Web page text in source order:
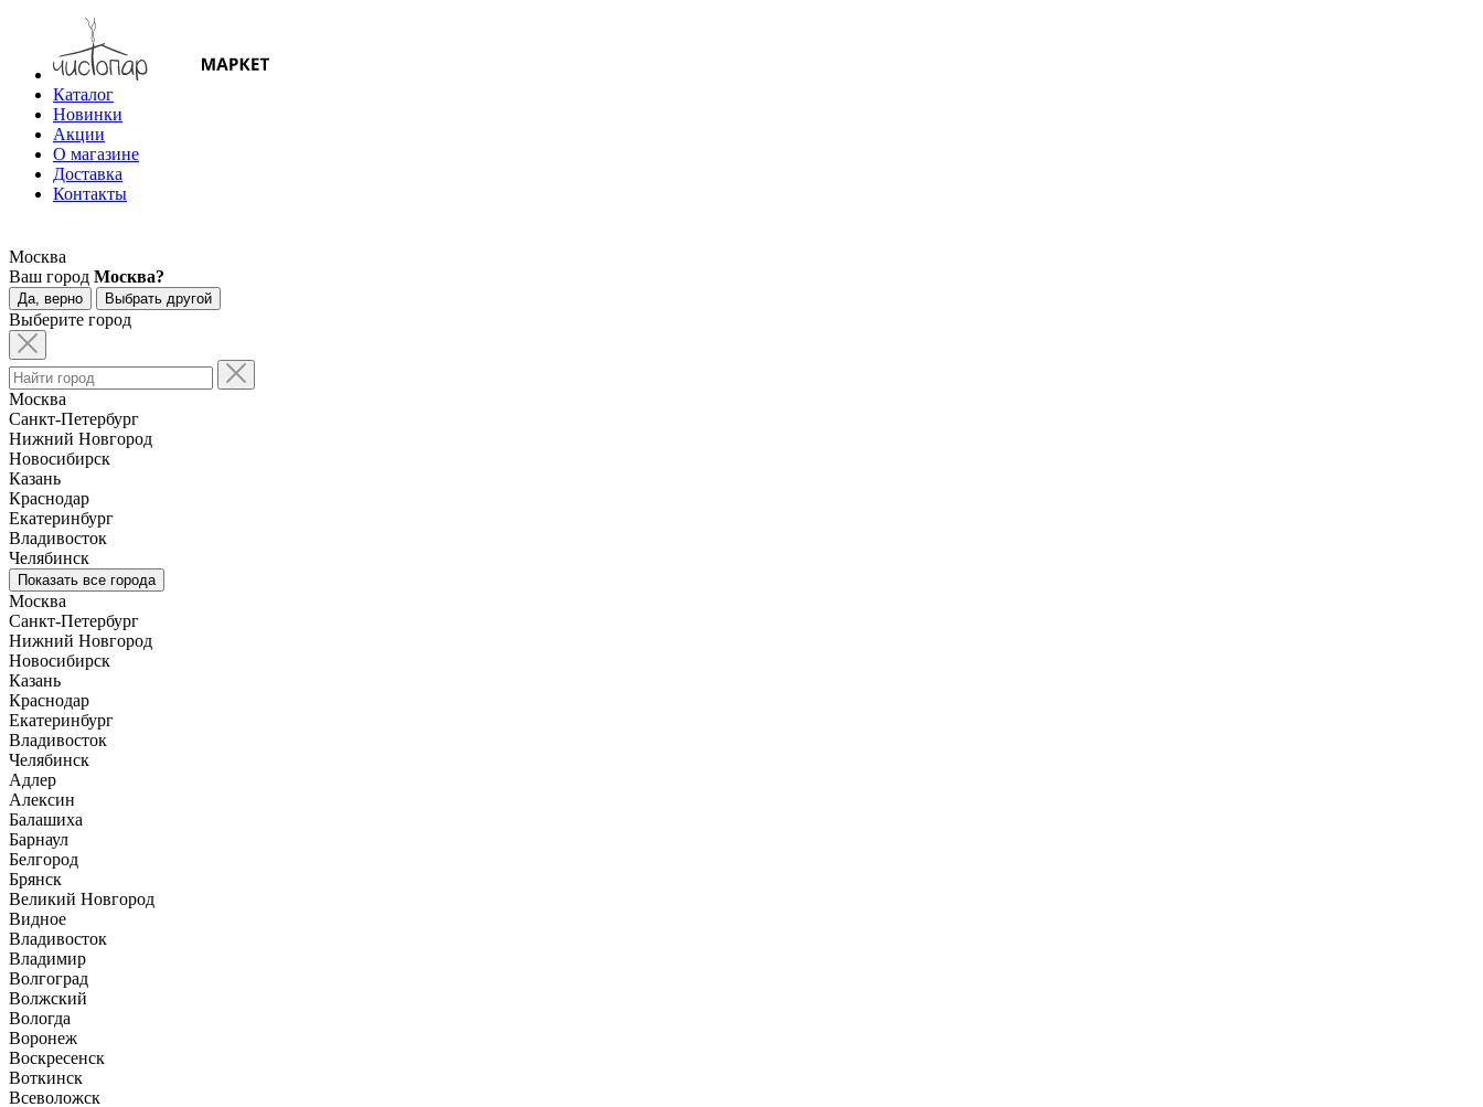
Каталог
Новинки
Акции
О магазине
Доставка
Контакты
Москва
Ваш город Москва?
Да, верно Выбрать другой
Выберите город
Москва
Санкт-Петербург
Нижний Новгород
Новосибирск
Казань
Краснодар
Екатеринбург
Владивосток
Челябинск
Показать все города
Москва
Санкт-Петербург
Нижний Новгород
Новосибирск
Казань
Краснодар
Екатеринбург
Владивосток
Челябинск
Адлер
Алексин
Балашиха
Барнаул
Белгород
Брянск
Великий Новгород
Видное
Владивосток
Владимир
Волгоград
Волжский
Вологда
Воронеж
Воскресенск
Воткинск
Всеволожск